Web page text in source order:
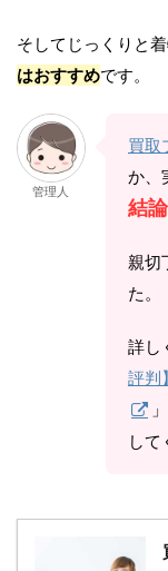
そしてじっくりと
はおすすめです。
管理人
買取
か、
結
親切
た。
詳し
評判
し